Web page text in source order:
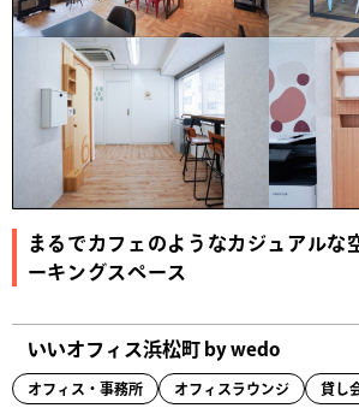
まるでカフェのようなカジュアルな
ーキングスペース
いいオフィス浜松町 by wedo
オフィス・事務所 オフィスラウンジ 貸し